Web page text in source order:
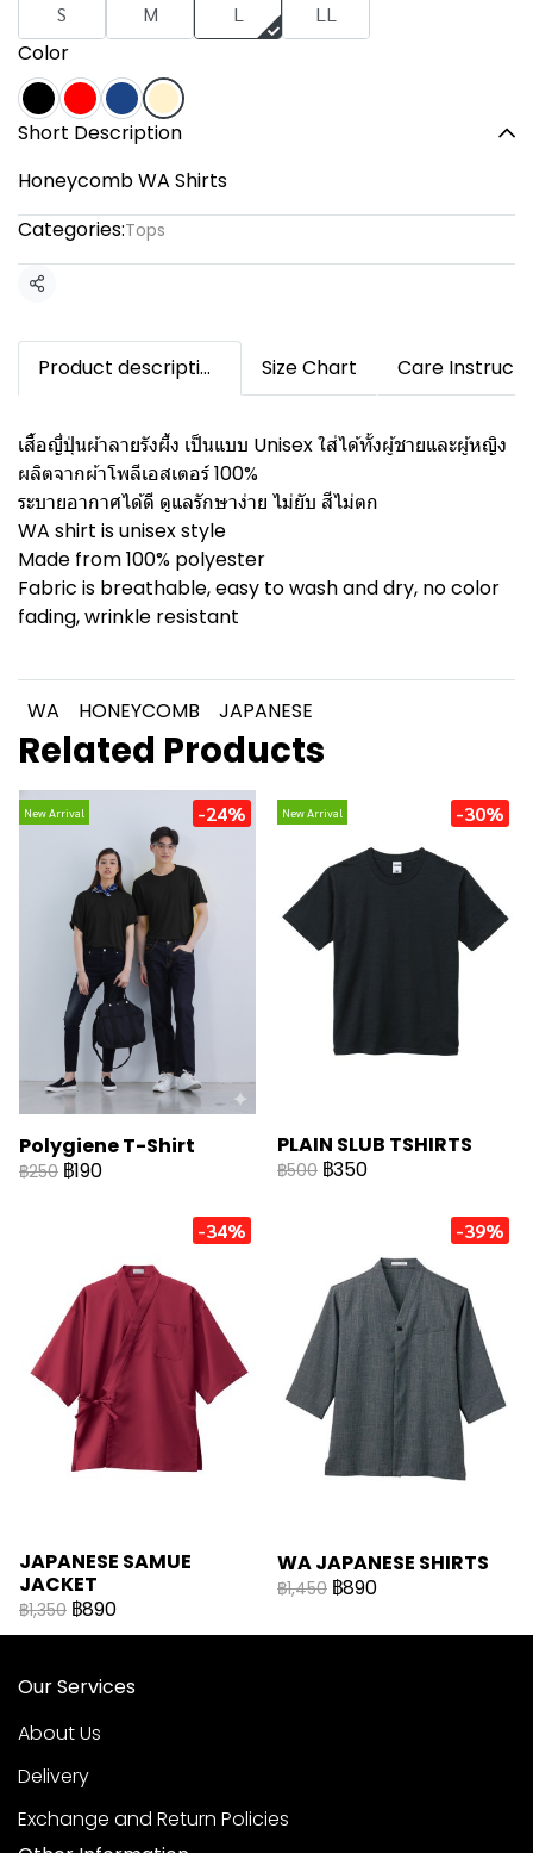
S M L LL
Color
Short Description
Honeycomb WA Shirts
Categories:Tops
Share
Product description Size Chart Care
เสื้อญี่ปุ่นผ้าลายรังผึ้ง เป็นแบบ Unisex ใส่ได้ทั้งผู้ชายและผู้หญิง
ผลิตจากผ้าโพลีเอสเตอร์ 100%
ระบายอากาศได้ดี ดูแลรักษาง่าย ไม่ยับ สีไม่ตก
WA shirt is unisex style
Made from 100% polyester
Fabric is breathable, easy to wash and dry, no color
fading, wrinkle resistant
WA HONEYCOMB JAPANESE
Related Products
New Arrival -24%
Polygiene T-Shirt
฿250 ฿190
New Arrival -30%
PLAIN SLUB TSHIRTS
฿500 ฿350
-34%
JAPANESE SAMUE
JACKET
฿1,350 ฿890
-39%
WA JAPANESE SHIRTS
฿1,450 ฿890
Our Services
About Us
Delivery
Exchange and Return Policies